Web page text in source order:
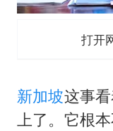
打开
新加坡这事
上了。它根